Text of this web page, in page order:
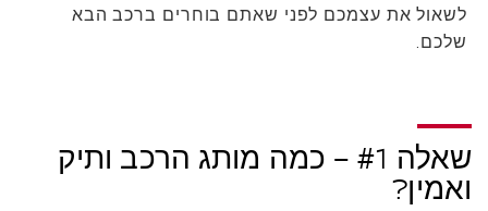
לשאול את עצמכם לפני שאתם בוחרים ברכב הבא
שלכם.
שאלה #1 – כמה מותג הרכב ותיק
ואמין?